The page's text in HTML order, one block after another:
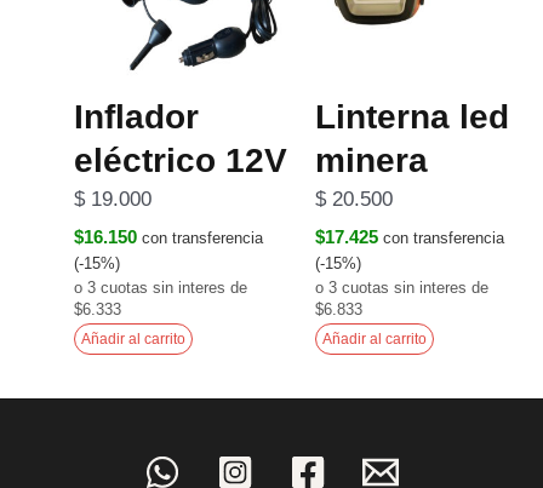
Inflador
eléctrico 12V
$19.000
$16.150 con transferencia
(-15%)
o 3 cuotas sin interes de
$6.333
Añadir al carrito
Linterna led
minera
$20.500
$17.425 con transferencia
(-15%)
o 3 cuotas sin interes de
$6.833
Añadir al carrito